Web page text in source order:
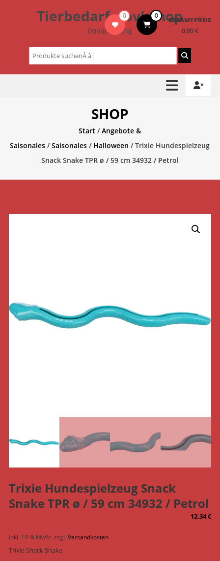
Tierbedarf – bvl-Shop
Dominik Lang
0 0 GESAMTPREIS
0,00 €
Suchen
nach:
SHOP
Start /Angebote &
Saisonales /Saisonales / Halloween / Trixie Hundespielzeug
Snack Snake TPR ø / 59 cm 34932 / Petrol
Trixie Hundespielzeug Snack
Snake TPR ø / 59 cm 34932 / Petrol
12,34€
inkl. 19 % MwSt.zzgl.Versandkosten
Trixie Snack Snake